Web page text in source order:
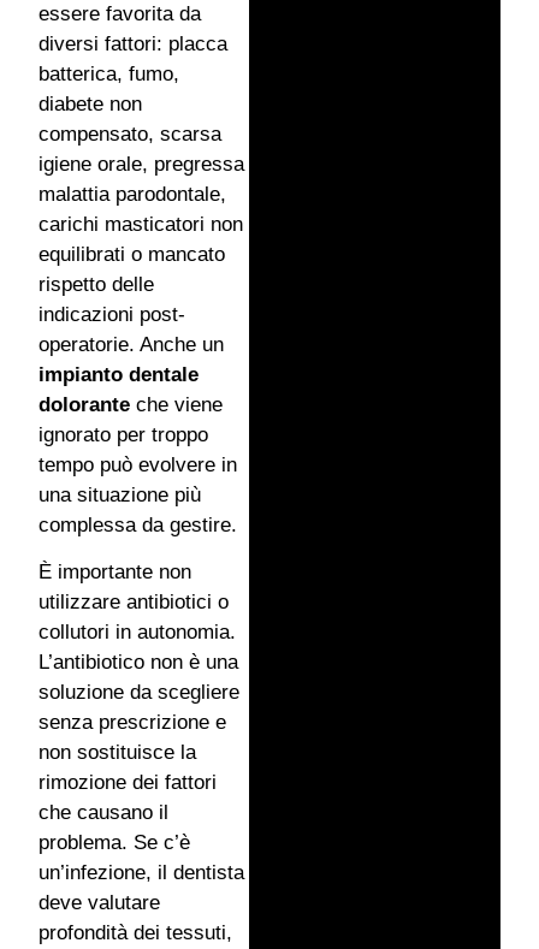
essere favorita da
diversi fattori: placca
batterica, fumo,
diabete non
compensato, scarsa
igiene orale, pregressa
malattia parodontale,
carichi masticatori non
equilibrati o mancato
rispetto delle
indicazioni post-
operatorie. Anche un
impianto dentale
dolorante che viene
ignorato per troppo
tempo può evolvere in
una situazione più
complessa da gestire.
È importante non
utilizzare antibiotici o
collutori in autonomia.
L’antibiotico non è una
soluzione da scegliere
senza prescrizione e
non sostituisce la
rimozione dei fattori
che causano il
problema. Se c’è
un’infezione, il dentista
deve valutare
profondità dei tessuti,